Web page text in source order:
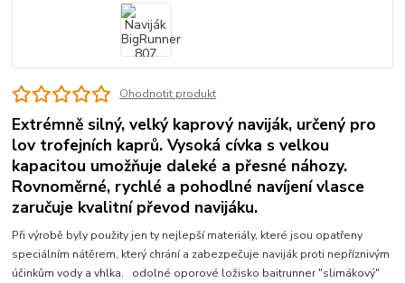
Ohodnotit produkt
Extrémně silný, velký kaprový naviják, určený pro
lov trofejních kaprů. Vysoká cívka s velkou
kapacitou umožňuje daleké a přesné náhozy.
Rovnoměrné, rychlé a pohodlné navíjení vlasce
zaručuje kvalitní převod navijáku.
Při výrobě byly použity jen ty nejlepší materiály, které jsou opatřeny
speciálním nátěrem, který chrání a zabezpečuje naviják proti nepříznivým
účinkům vody a vhlka. odolné oporové ložisko baitrunner "slimákový"